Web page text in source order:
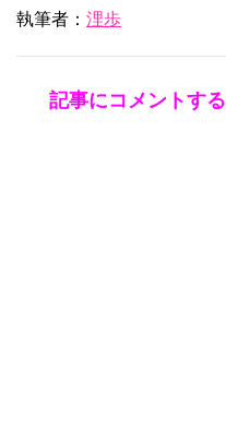
執筆者： 浬歩
記事にコメントする